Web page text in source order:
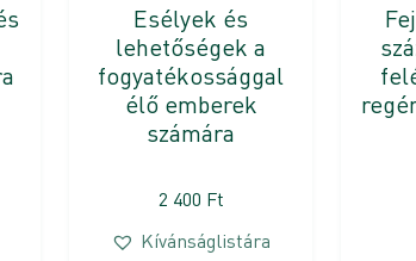
Esélyek és
lehetőségek a
fogyatékossággal
élő emberek
számára
2 400 Ft
Kívánságlistára